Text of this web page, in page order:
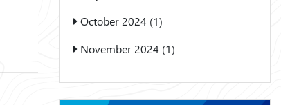
October 2024 (1)
November 2024 (1)